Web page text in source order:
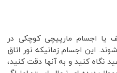
یا اجسام مارپیچی کوچکی در
این اجسام زمانیکه نور اتاق
نگاه کنید و به آنها دقت کنید،